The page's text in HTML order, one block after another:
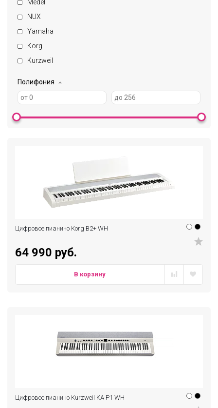
Medeli
NUX
Yamaha
Korg
Kurzweil
Полифония
Цифровое пианино Korg B2+ WH
64 990 руб.
В корзину
Цифровое пианино Kurzweil KA P1 WH